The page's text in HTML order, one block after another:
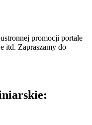
promocji portale
itd. Zapraszamy do